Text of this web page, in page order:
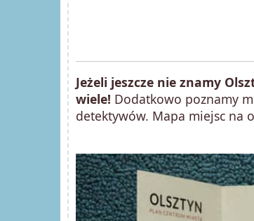
Jeżeli jeszcze nie znamy
wiele! Dodatkowo poznamy
detektywów. Mapa miejsc na